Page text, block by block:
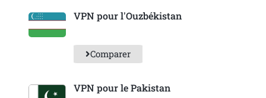
VPN pour l'Ouzbékistan
Comparer
VPN pour le Pakistan